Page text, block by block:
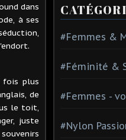
dans
à ses
fois plus
de
le toit,
juste
#Femmes &
#Féminité &
#Femmes -
#Nylon